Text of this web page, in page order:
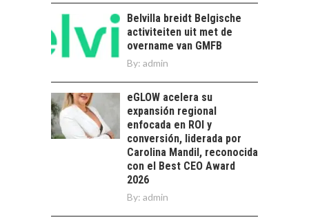
innovación para
startups…
LA
TRANSFORMACIÓN
DE LOS RECURSOS
HUMANOS EN LAS
EMPRESAS
CHILENAS
La transformación
estratégica de los
recursos humanos en
las empresas…
FINANCIAMIENTO
PARA PYMES EN
CHILE:
ALTERNATIVAS MÁS
ALLÁ DEL CRÉDITO
BANCARIO
Belvilla breidt Belgische
activiteiten uit met de
overname van GMFB
By: admin
eGLOW acelera su
expansión regional
enfocada en ROI y
conversión, liderada por
Carolina Mandil, reconocida
con el Best CEO Award
2026
By: admin